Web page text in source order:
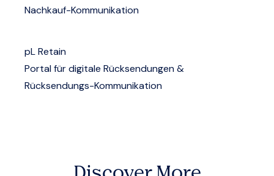
Nachkauf-Kommunikation
pL Retain
Portal für digitale Rücksendungen &
Rücksendungs-Kommunikation